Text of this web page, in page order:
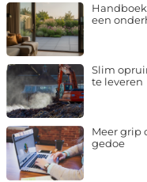
een
Slim
te leveren
Meer grip
gedoe